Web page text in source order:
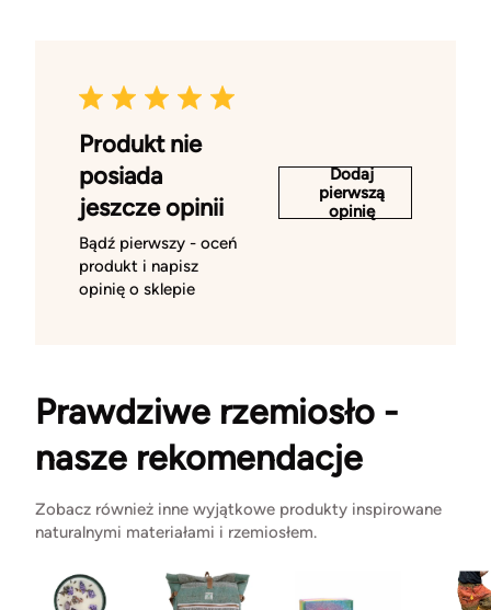
Produkt nie
posiada
jeszcze opinii
Bądź pierwszy - oceń
produkt i napisz
opinię o sklepie
Dodaj
pierwszą
opinię
Prawdziwe rzemiosło -
nasze rekomendacje
Zobacz również inne wyjątkowe produkty inspirowane
naturalnymi materiałami i rzemiosłem.